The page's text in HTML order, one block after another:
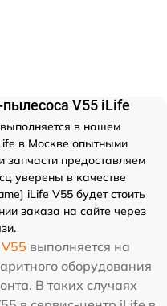
V55 iLife
выполняется в нашем
в Москве опытными
предоставляем
уверены в качестве
iLife V55 будет стоить
заказа на сайте через
выполняется на
оборудования
В таких случаях